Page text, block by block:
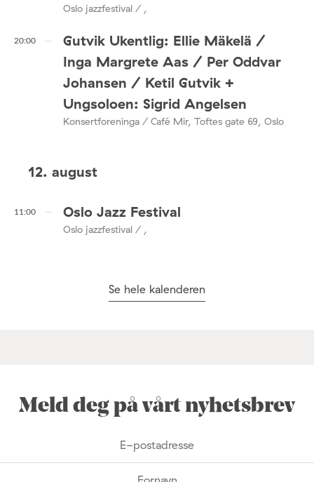
Oslo jazzfestival / ,
20:00
Gutvik Ukentlig: Ellie Mäkelä /
Inga Margrete Aas / Per Oddvar
Johansen / Ketil Gutvik +
Ungsoloen: Sigrid Angelsen
Konsertforeninga / Café Mir, Toftes gate 69, Oslo
12. august
11:00 Oslo Jazz Festival
Oslo jazzfestival / ,
Se hele kalenderen
Meld deg på vårt nyhetsbrev